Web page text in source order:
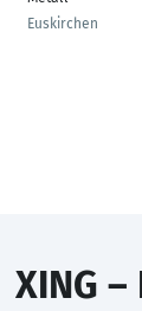
Euskirchen
XING